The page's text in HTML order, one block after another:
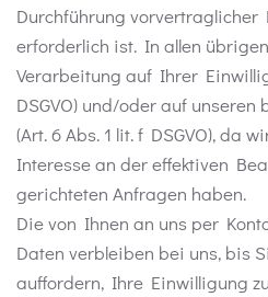
Durchführung vorvertraglicher
erforderlich ist. In allen
Verarbeitung auf Ihrer
DSGVO) und/oder auf
(Art. 6 Abs. 1 lit. f DSGVO), da
Interesse an der effektiven
gerichteten Anfragen haben.
Die von Ihnen an uns per
Daten verbleiben bei uns, bis
auffordern, Ihre Einwilligung